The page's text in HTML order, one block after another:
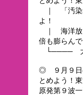
｜ 「汚染
よ！
｜ 海洋放
倍も膨らん
└──── 大
◎ ９月９日(
とめよう！
原発第９波